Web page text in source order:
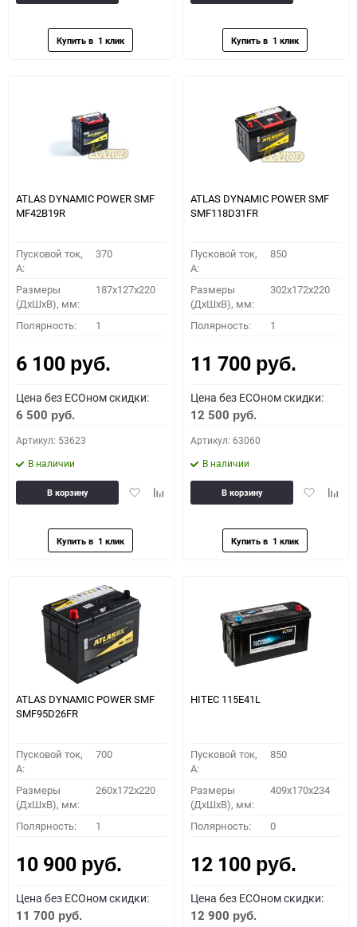
ATLAS DYNAMIC POWER SMF
MF42B19R
Пусковой ток,
A:
370
Размеры
(ДхШхВ), мм:
187x127x220
Полярность: 1
6 100 руб.
Цена без ECOном скидки:
6 500 руб.
Артикул: 53623
В наличии
ДобавитьДобавить
В корзину
ATLAS DYNAMIC POWER SMF
SMF118D31FR
Пусковой ток,
A:
850
Размеры
(ДхШхВ), мм:
302x172x220
Полярность: 1
11 700 руб.
Цена без ECOном скидки:
12 500 руб.
Артикул: 63060
В наличии
Добавить
В корзину
ATLAS DYNAMIC POWER SMF
SMF95D26FR
Пусковой ток,
A:
700
Размеры
(ДхШхВ), мм:
260x172x220
Полярность: 1
10 900 руб.
Цена без ECOном скидки:
11 700 руб.
HITEC 115E41L
Пусковой ток,
A:
850
Размеры
(ДхШхВ), мм:
409x170x234
Полярность: 0
12 100 руб.
Цена без ECOном скидки:
12 900 руб.